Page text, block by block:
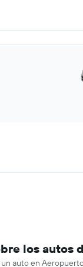
los
auto en